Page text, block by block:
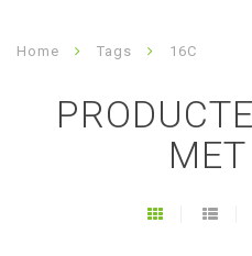
Home Tags 16C